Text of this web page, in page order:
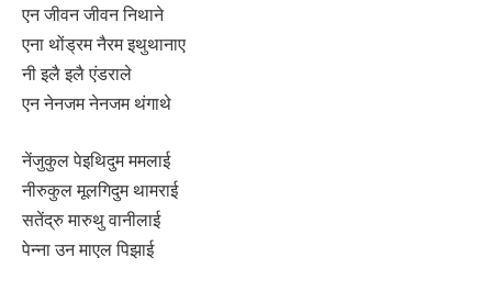
एन जीवन जीवन निथाने
एना थोंड्रम नैरम इथुथानाए
नी इलै इलै एंडराले
एन नेनजम नेनजम थंगाथे
नेंजुकुल पेइथिदुम ममलाई
नीरुकुल मूलगिदुम थामराई
सतेंद्रु मारुथु वानीलाई
पेन्ना उन माएल पिझाई